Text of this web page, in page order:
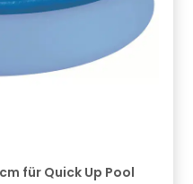
für Quick Up Pool